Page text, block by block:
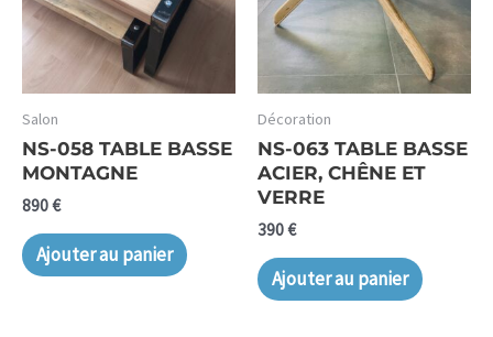
Salon
NS-058 TABLE BASSE
MONTAGNE
890€
Ajouter au panier
Décoration
NS-063 TABLE BASSE
ACIER, CHÊNE ET
VERRE
390€
Ajouter au panier